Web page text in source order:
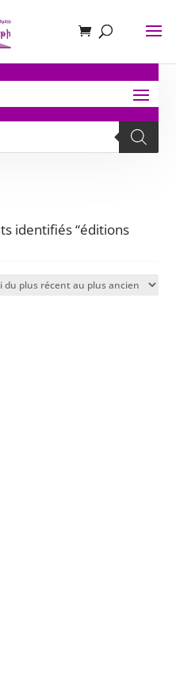
identifiés “éditions